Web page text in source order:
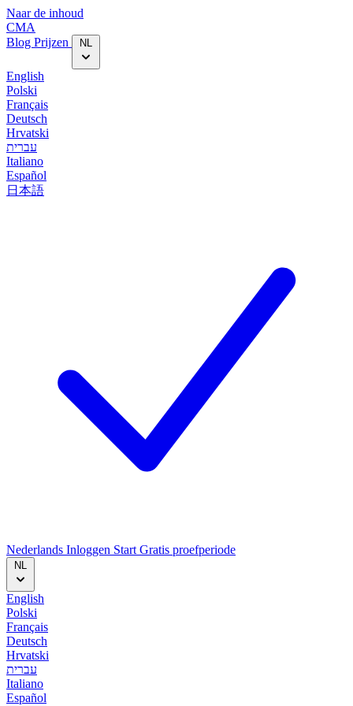
Naar de inhoud
CMA
Blog‎ Prijzen NL
English
Polski
Français
Deutsch
Hrvatski
עברית
Italiano
Español
日本語
Nederlands Inloggen Start Gratis proefperiode
NL
English
Polski
Français
Deutsch
Hrvatski
עברית
Italiano
Español